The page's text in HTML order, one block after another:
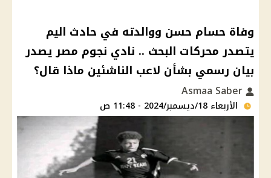
وفاة حسام حسن ووالدته في حادث اليم
يتصدر محركات البحث .. نادي نجوم مصر يصدر
بيان رسمي بشأن لاعب الناشئين ماذا قال؟
الأربعاء 18/ديسمبر/2024 - 11:48 ص